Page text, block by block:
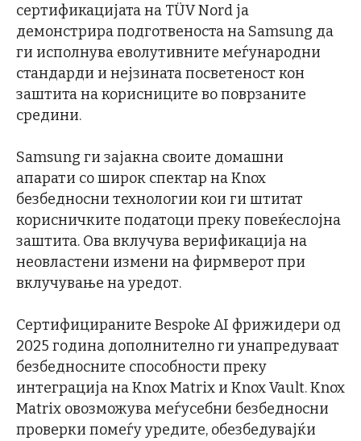
сертификацијата на TÜV Nord ја
демонстрира подготвеноста на Samsung да
ги исполнува еволутивните меѓународни
стандарди и нејзината посветеност кон
заштита на корисниците во поврзаните
средини.
Samsung ги зајакна своите домашни
апарати со широк спектар на Knox
безбедносни технологии кои ги штитат
корисничките податоци преку повеќеслојна
заштита. Ова вклучува верификација на
неовластени измени на фирмверот при
вклучување на уредот.
Сертифицираните Bespoke AI фрижидери од
2025 година дополнително ги унапредуваат
безбедносните способности преку
интеграција на Knox Matrix и Knox Vault. Knox
Matrix овозможува меѓусебни безбедносни
проверки помеѓу уредите, обезбедувајќи